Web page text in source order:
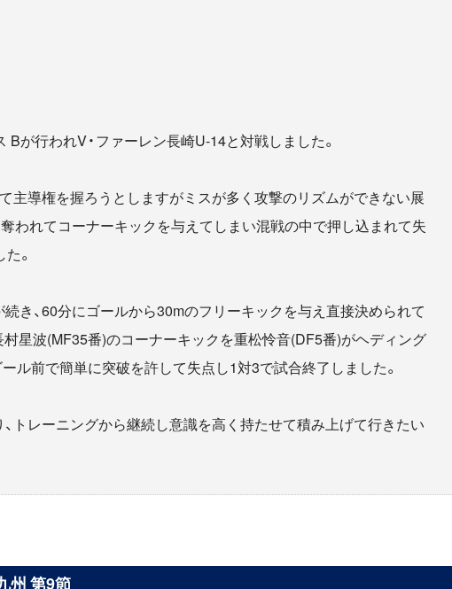
が行われV・ファーレン長崎U-14と対戦しました。
主導権を握ろうとしますがミスが多く攻撃のリズムができない展
われてコーナーキックを与えてしまい混戦の中で押し込まれて失
。
き、60分にゴールから30mのフリーキックを与え直接決められて
星波(MF35番)のコーナーキックを重松怜音(DF5番)がヘディング
ル前で簡単に突破を許して失点し1対3で試合終了しました。
トレーニングから継続し意識を高く持たせて積み上げて行きたい
州 第9節